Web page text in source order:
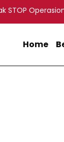
STOP
Home